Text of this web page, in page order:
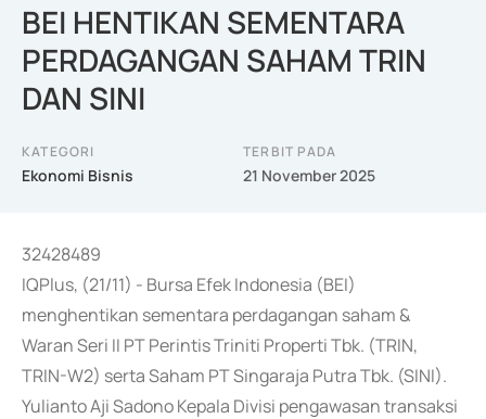
BEI HENTIKAN SEMENTARA
PERDAGANGAN SAHAM TRIN
DAN SINI
KATEGORI
Ekonomi Bisnis
TERBIT PADA
21 November 2025
32428489
IQPlus, (21/11) - Bursa Efek Indonesia (BEI)
menghentikan sementara perdagangan saham &
Waran Seri II PT Perintis Triniti Properti Tbk. (TRIN,
TRIN-W2) serta Saham PT Singaraja Putra Tbk. (SINI).
Yulianto Aji Sadono Kepala Divisi pengawasan transaksi